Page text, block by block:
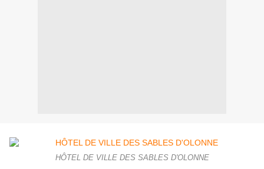
HÔTEL DE VILLE DES SABLES D'OLONNE